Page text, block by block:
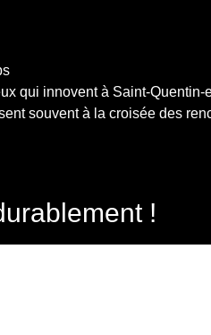
qui innovent à Saint-Quentin-
souvent à la croisée des
!